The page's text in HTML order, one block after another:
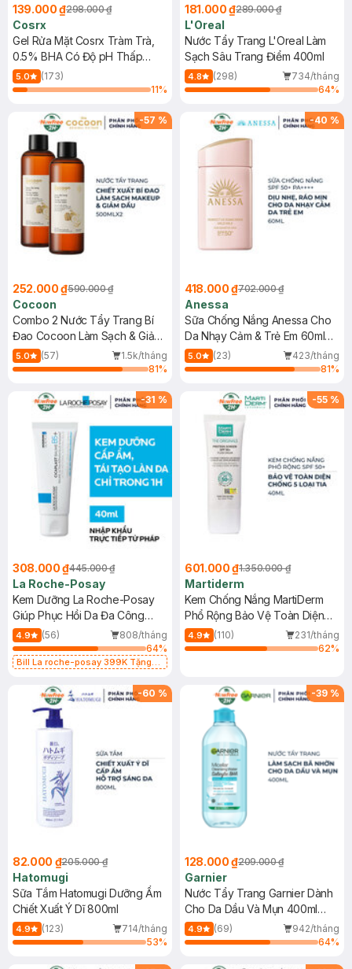
139.000 ₫298.000 ₫
Cosrx
Gel Rửa Mặt Cosrx Tràm Trà,
0.5% BHA Có Độ pH Thấp
150ml
5.0
(173)
11%
181.000 ₫289.000 ₫
L'Oreal
Nước Tẩy Trang L'Oreal Làm
Sạch Sâu Trang Điểm 400ml
4.8 (298)
734/tháng
64%
-57 %
252.000 ₫590.000 ₫
Cocoon
Combo 2 Nước Tẩy Trang Bí
Đao Cocoon Làm Sạch & Giảm
Dầu 500ml
5.0 (57)
1.5k/tháng
81%
-40 %
418.000 ₫702.000 ₫
Anessa
Sữa Chống Nắng Anessa Cho
Da Nhạy Cảm & Trẻ Em 60ml
(Mới)
5.0 (23)
423/tháng
81%
-31 %
308.000 ₫445.000 ₫
La Roche-Posay
Kem Dưỡng La Roche-Posay
Giúp Phục Hồi Da Đa Công
Dụng 40ml
4.9 (56)
808/tháng
64%
Bill La roche-posay 399K Tặng
(SL có hạn)
-55 %
601.000 ₫1.350.000 ₫
Martiderm
Kem Chống Nắng MartiDerm
Phổ Rộng Bảo Vệ Toàn Diện
40ml
4.9 (110)
231/tháng
62%
-60 %
82.000 ₫205.000 ₫
Hatomugi
Sữa Tắm Hatomugi Dưỡng Ẩm
Chiết Xuất Ý Dĩ 800ml
4.9 (123)
714/tháng
53%
-39 %
128.000 ₫209.000 ₫
Garnier
Nước Tẩy Trang Garnier Dành
Cho Da Dầu Và Mụn 400ml
(Mới)
4.9 (69)
942/tháng
64%